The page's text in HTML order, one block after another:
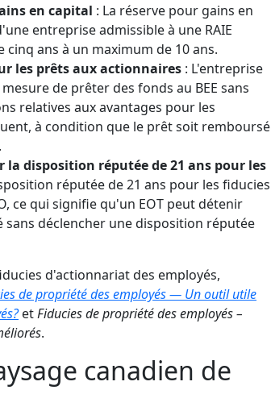
en capital : La réserve pour gains en
entreprise admissible à une RAIE
cinq ans à un maximum de 10 ans.
les prêts aux actionnaires : L'entreprise
de prêter des fonds au BEE sans
relatives aux avantages pour les
à condition que le prêt soit remboursé
la disposition réputée de 21 ans pour les
réputée de 21 ans pour les fiducies
ce qui signifie qu'un EOT peut détenir
déclencher une disposition réputée
d'actionnariat des employés,
de propriété des employés — Un outil utile
etFiducies de propriété des employés –
.
canadien de